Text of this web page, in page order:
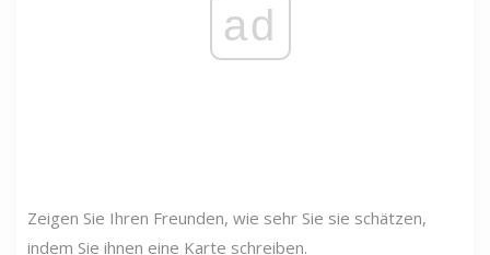
ad
Zeigen Sie Ihren Freunden, wie sehr Sie sie schätzen,
indem Sie ihnen eine Karte schreiben.